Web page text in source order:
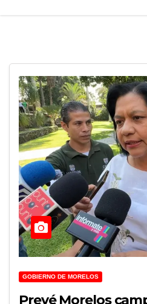
GOBIERNO DE MORELOS
Prevé Morelos